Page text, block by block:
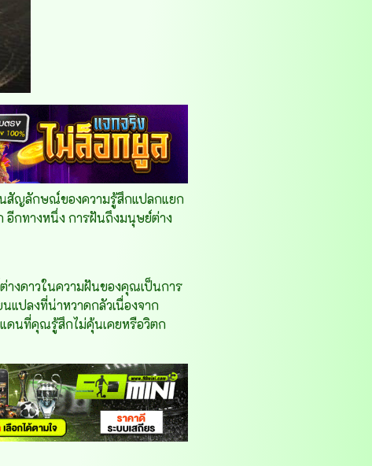
นสัญลักษณ์ของความรู้สึกแปลกแยก
อีกทางหนึ่ง การฝันถึงมนุษย์ต่าง
งดาวในความฝันของคุณเป็นการ
แปลงที่น่าหวาดกลัวเนื่องจาก
ดนที่คุณรู้สึกไม่คุ้นเคยหรือวิตก